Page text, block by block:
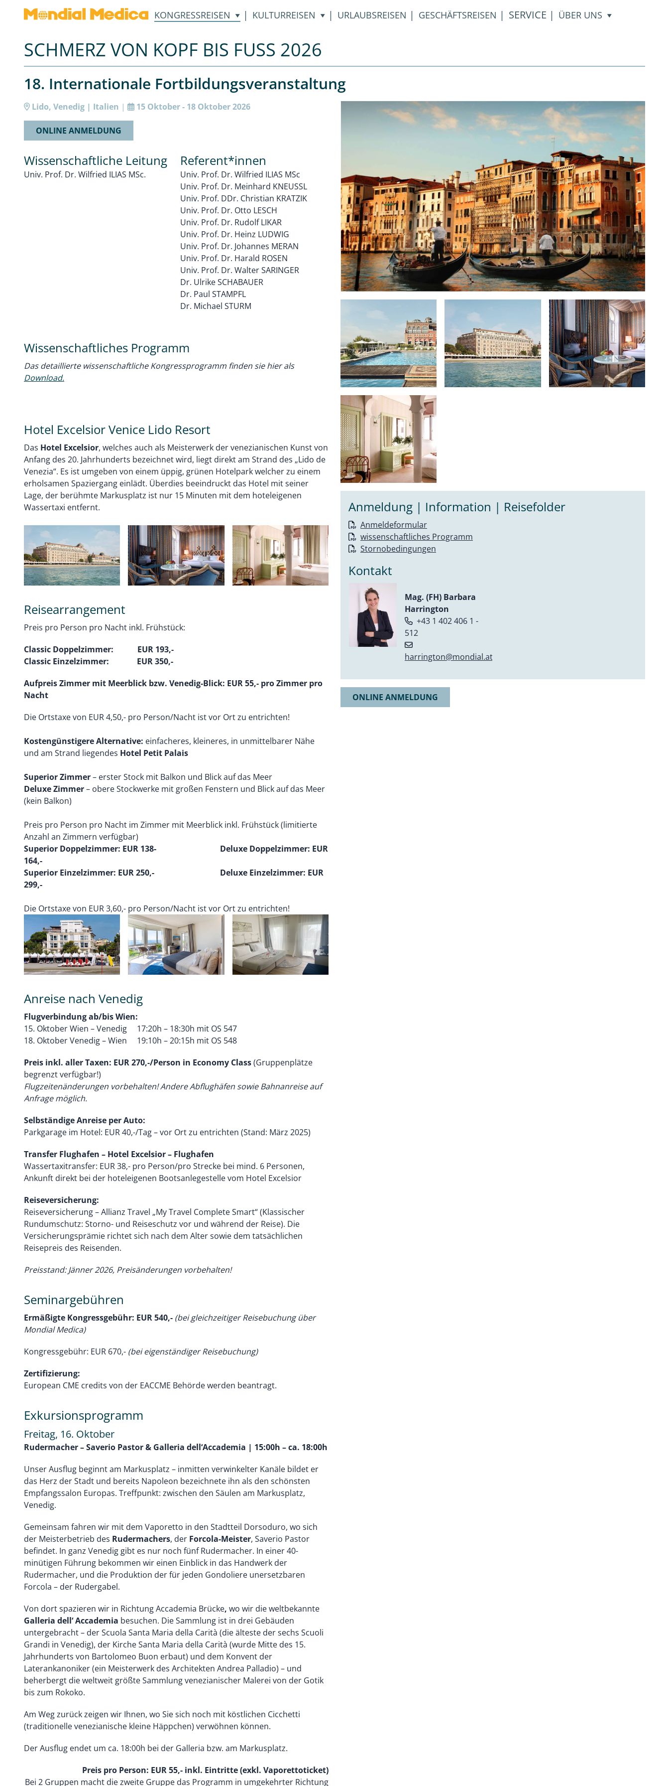
KONGRESSREISEN | KULTURREISEN | URLAUBSREISEN | GESCHÄFTSREISEN | SERVICE | ÜBER UNS
SCHMERZ VON KOPF BIS FUSS 2026
18. Internationale Fortbildungsveranstaltung
Lido, Venedig | Italien | 15 Oktober - 18 Oktober 2026
ONLINE ANMELDUNG
Wissenschaftliche Leitung
Univ. Prof. Dr. Wilfried ILIAS MSc.
Referent*innen
Univ. Prof. Dr. Wilfried ILIAS MSc
Univ. Prof. Dr. Meinhard KNEUSSL
Univ. Prof. DDr. Christian KRATZIK
Univ. Prof. Dr. Otto LESCH
Univ. Prof. Dr. Rudolf LIKAR
Univ. Prof. Dr. Heinz LUDWIG
Univ. Prof. Dr. Johannes MERAN
Univ. Prof. Dr. Harald ROSEN
Univ. Prof. Dr. Walter SARINGER
Dr. Ulrike SCHABAUER
Dr. Paul STAMPFL
Dr. Michael STURM
Wissenschaftliches Programm
Das detaillierte wissenschaftliche Kongressprogramm finden sie hier als
Download.
Hotel Excelsior Venice Lido Resort
Das Hotel Excelsior, welches auch als Meisterwerk der venezianischen Kunst von
Anfang des 20. Jahrhunderts bezeichnet wird, liegt direkt am Strand des „Lido de
Venezia“. Es ist umgeben von einem üppig, grünen Hotelpark welcher zu einem
erholsamen Spaziergang einlädt. Überdies beeindruckt das Hotel mit seiner
Lage, der berühmte Markusplatz ist nur 15 Minuten mit dem hoteleigenen
Wassertaxi entfernt.
Reisearrangement
Preis pro Person pro Nacht inkl. Frühstück:
Classic Doppelzimmer: EUR 193,-
Classic Einzelzimmer: EUR 350,-
Aufpreis Zimmer mit Meerblick bzw. Venedig-Blick: EUR 55,- pro Zimmer pro
Nacht
Die Ortstaxe von EUR 4,50,- pro Person/Nacht ist vor Ort zu entrichten!
Kostengünstigere Alternative: einfacheres, kleineres, in unmittelbarer Nähe
und am Strand liegendes Hotel Petit Palais
Superior Zimmer– erster Stock mit Balkon und Blick auf das Meer
Deluxe Zimmer– obere Stockwerke mit großen Fenstern und Blick auf das Meer
(kein Balkon)
Preis pro Person pro Nacht im Zimmer mit Meerblick inkl. Frühstück (limitierte
Anzahl an Zimmern verfügbar)
Superior Doppelzimmer: EUR 138- Deluxe Doppelzimmer: EUR
164,-
Superior Einzelzimmer: EUR 250,- Deluxe Einzelzimmer: EUR
299,-
Die Ortstaxe von EUR 3,60,- pro Person/Nacht ist vor Ort zu entrichten!
Anreise nach Venedig
Flugverbindung ab/bis Wien:
15. Oktober Wien – Venedig 17:20h – 18:30h mit OS 547
18. Oktober Venedig – Wien 19:10h – 20:15h mit OS 548
Preis inkl. aller Taxen: EUR 270,-/Person in Economy Class(Gruppenplätze
begrenzt verfügbar!)
Flugzeitenänderungen vorbehalten! Andere Abflughäfen sowie Bahnanreise auf
Anfrage möglich.
Selbständige Anreise per Auto:
Parkgarage im Hotel: EUR 40,-/Tag – vor Ort zu entrichten (Stand: März 2025)
Transfer Flughafen – Hotel Excelsior – Flughafen
Wassertaxitransfer: EUR 38,- pro Person/pro Strecke bei mind. 6 Personen,
Ankunft direkt bei der hoteleigenen Bootsanlegestelle vom Hotel Excelsior
Reiseversicherung:
Reiseversicherung – Allianz Travel „My Travel Complete Smart“ (Klassischer
Rundumschutz: Storno- und Reiseschutz vor und während der Reise). Die
Versicherungsprämie richtet sich nach dem Alter sowie dem tatsächlichen
Reisepreis des Reisenden.
Preisstand: Jänner 2026, Preisänderungen vorbehalten!
Seminargebühren
Ermäßigte Kongressgebühr: EUR 540,- (bei gleichzeitiger Reisebuchung über
Mondial Medica)
Kongressgebühr: EUR 670,- (bei eigenständiger Reisebuchung)
Zertifizierung:
European CME credits von der EACCME Behörde werden beantragt.
Exkursionsprogramm
Freitag, 16. Oktober
Rudermacher – Saverio Pastor & Galleria dell‘Accademia | 15:00h – ca. 18:00h
Unser Ausflug beginnt am Markusplatz – inmitten verwinkelter Kanäle bildet er
das Herz der Stadt und bereits Napoleon bezeichnete ihn als den schönsten
Empfangssalon Europas. Treffpunkt: zwischen den Säulen am Markusplatz,
Venedig.
Gemeinsam fahren wir mit dem Vaporetto in den Stadtteil Dorsoduro, wo sich
der Meisterbetrieb des Rudermachers, der Forcola-Meister, Saverio Pastor
befindet. In ganz Venedig gibt es nur noch fünf Rudermacher. In einer 40-
minütigen Führung bekommen wir einen Einblick in das Handwerk der
Rudermacher, und die Produktion der für jeden Gondoliere unersetzbaren
Forcola – der Rudergabel.
Von dort spazieren wir in Richtung Accademia Brücke, wo wir die weltbekannte
Galleria dell‘ Accademia besuchen. Die Sammlung ist in drei Gebäuden
untergebracht – der Scuola Santa Maria della Carità (die älteste der sechs Scuoli
Grandi in Venedig), der Kirche Santa Maria della Carità (wurde Mitte des 15.
Jahrhunderts von Bartolomeo Buon erbaut) und dem Konvent der
Laterankanoniker (ein Meisterwerk des Architekten Andrea Palladio) – und
beherbergt die weltweit größte Sammlung venezianischer Malerei von der Gotik
bis zum Rokoko.
Am Weg zurück zeigen wir Ihnen, wo Sie sich noch mit köstlichen Cicchetti
(traditionelle venezianische kleine Häppchen) verwöhnen können.
Der Ausflug endet um ca. 18:00h bei der Galleria bzw. am Markusplatz.
Preis pro Person: EUR 55,- inkl. Eintritte (exkl. Vaporettoticket)
Bei 2 Gruppen macht die zweite Gruppe das Programm in umgekehrter Richtung
Anmeldung | Information | Reisefolder
Anmeldeformular
wissenschaftliches Programm
Stornobedingungen
Kontakt
Mag. (FH) Barbara
Harrington
+43 1 402 406 1 -
512
harrington@mondial.at
ONLINE ANMELDUNG